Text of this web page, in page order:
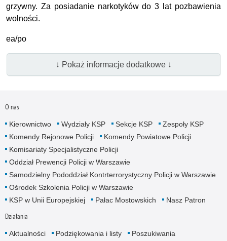
grzywny. Za posiadanie narkotyków do 3 lat pozbawienia
wolności.
ea/po
↓ Pokaż informacje dodatkowe ↓
O nas
Kierownictwo Wydziały KSP Sekcje KSP
Zespoły KSP
Komendy Rejonowe Policji
Komendy Powiatowe Policji
Komisariaty Specjalistyczne Policji
Oddział Prewencji Policji w Warszawie
Samodzielny Pododdział Kontrterrorystyczny Policji w Warszawie
Ośrodek Szkolenia Policji w Warszawie
KSP w Unii Europejskiej
Pałac Mostowskich Nasz Patron
Działania
Aktualności Podziękowania i listy
Poszukiwania